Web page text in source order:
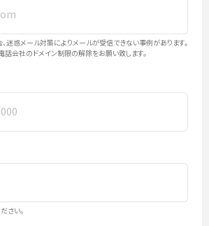
迷惑メール対策によりメールが受信できない事例があります。
会社のドメイン制限の解除をお願い致します。
さい。